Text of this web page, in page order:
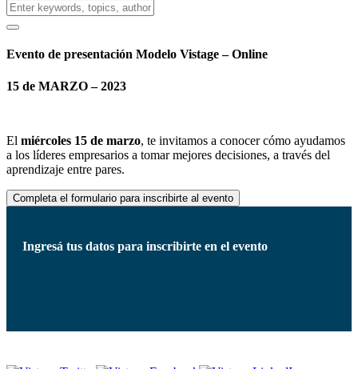
Evento de presentación Modelo Vistage – Online
15 de MARZO – 2023
El miércoles 15 de marzo, te invitamos a conocer cómo ayudamos
a los líderes empresarios a tomar mejores decisiones, a través del
aprendizaje entre pares.
Completa el formulario para inscribirte al evento
Ingresá tus datos para inscribirte en el evento